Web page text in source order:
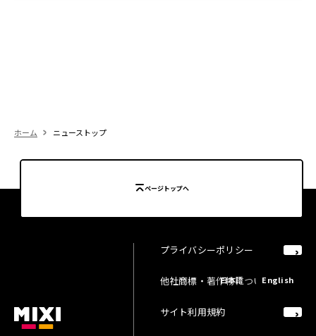
日本語 English
ホーム ニューストップ
ページトップへ
プライバシーポリシー
他社商標・著作物について
サイト利用規約